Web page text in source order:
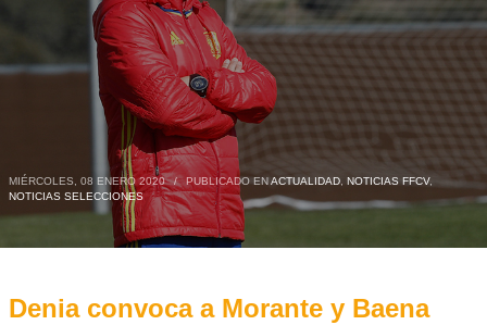
MIÉRCOLES, 08 ENERO 2020 / PUBLICADO ENACTUALIDAD, NOTICIAS FFCV,
NOTICIAS SELECCIONES
Denia convoca a Morante y Baena